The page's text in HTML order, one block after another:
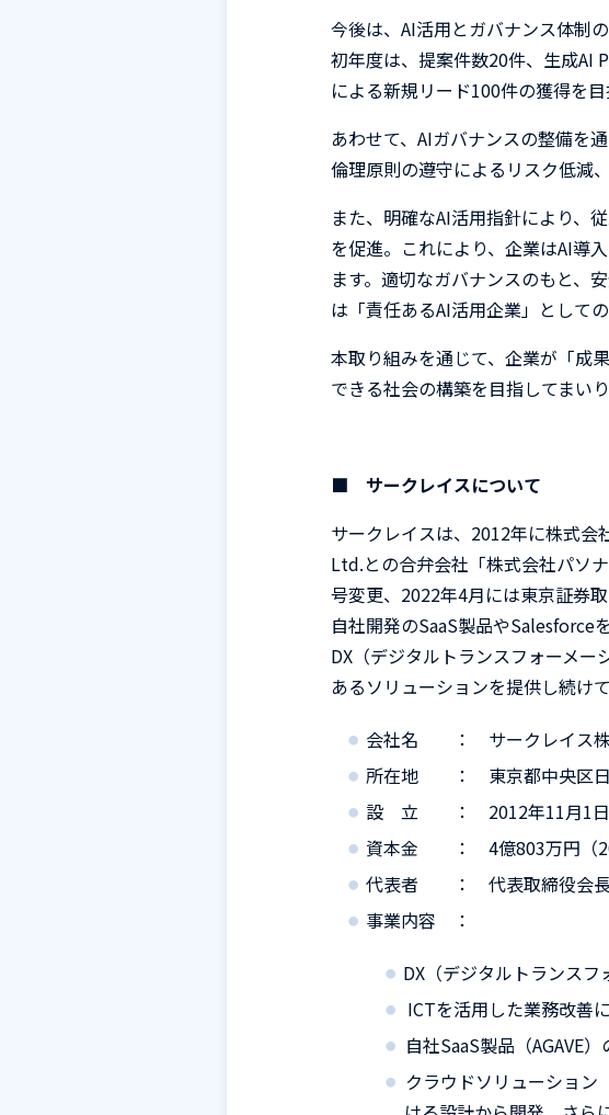
今後は、 AI活用とガバナンス体制
初年度は、提案件数20件、生成AI
による新規リード100件の獲得を目
あわせて、 AIガバナンスの整備を
倫理原則の遵守によるリスク低減
また、明確なAI活用指針により、
を促進。これにより、企業はAI導
ます。適切なガバナンスのもと、
は「責任あるAI活用企業」として
本取り組みを通じて、企業が「成
できる社会の構築を目指してまいり
■ サークレイスについて
サークレイスは、 2012年に株式会
Ltd.との合弁会社「株式会社パソ
号変更、 2022年4月には東京証券
自社開発のSaaS製品やSalesforce
DX （デジタルトランスフォーメ
あるソリューションを提供し続けて
会社名 ： サークレイス株
所在地 ： 東京都中央区
設 立 ： 2012年11月1日
資本金 ： 4億803万円（
代表者 ： 代表取締役会長
事業内容 ：
DX（デジタルトランス
ICTを活用した業務改善
自社SaaS製品（AGAVE
クラウドソリューション